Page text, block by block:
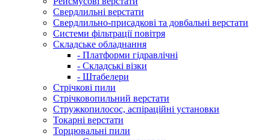
Свердлильні верстати
Свердлильно-присадкові та довбальні верстати
Системи фільтрації повітря
Складське обладнання
- Платформи гідравлічні
- Складські візки
- Штабелери
Стрічкові пили
Стрічковопильний верстати
Стружкопилосос, аспіраційні установки
Токарні верстати
Торцювальні пили